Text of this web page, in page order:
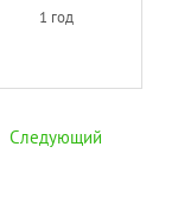
1 год
Следующий